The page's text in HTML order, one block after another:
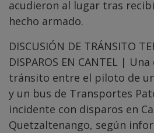
acudieron al lugar tras
hecho armado.
DISCUSIÓN DE TRÁNSITO
DISPAROS EN CANTEL |
tránsito entre el piloto de
y un bus de Transportes
incidente con disparos en
Quetzaltenango, según